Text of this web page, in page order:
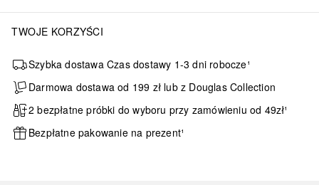
TWOJE KORZYŚCI
Szybka dostawa Czas dostawy 1-3 dni robocze¹
Darmowa dostawa od 199 zł lub z Douglas Collection
2 bezpłatne próbki do wyboru przy zamówieniu od 49zł¹
Bezpłatne pakowanie na prezent¹